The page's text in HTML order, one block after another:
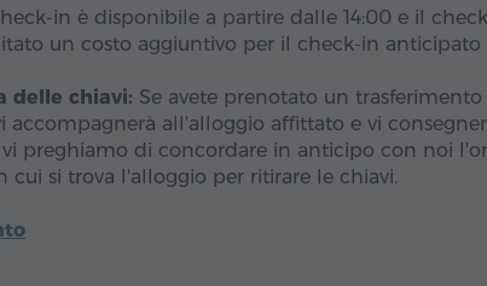
in è disponibile a partire dalle 14:00 e il
un costo aggiuntivo per il check-in
delle chiavi: Se avete prenotato un
accompagnerà all'alloggio affittato e vi
preghiamo di concordare in anticipo con noi
cui si trova l'alloggio per ritirare le chiavi.